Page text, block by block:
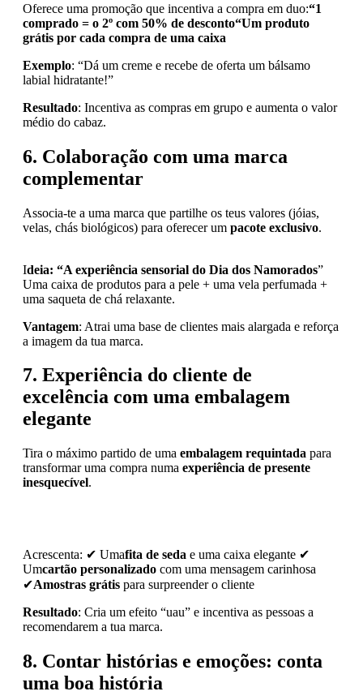
Oferece uma promoção que incentiva a compra em duo:“1
comprado = o 2º com 50% de desconto“Um produto
grátis por cada compra de uma caixa
Exemplo: “Dá um creme e recebe de oferta um bálsamo
labial hidratante!”
Resultado: Incentiva as compras em grupo e aumenta o valor
médio do cabaz.
6. Colaboração com uma marca
complementar
Associa-te a uma marca que partilhe os teus valores (jóias,
velas, chás biológicos) para oferecer um pacote exclusivo.
Ideia: “A experiência sensorial do Dia dos Namorados”
Uma caixa de produtos para a pele + uma vela perfumada +
uma saqueta de chá relaxante.
Vantagem: Atrai uma base de clientes mais alargada e reforça
a imagem da tua marca.
7. Experiência do cliente de
excelência com uma embalagem
elegante
Tira o máximo partido de uma embalagem requintada para
transformar uma compra numa experiência de presente
inesquecível.
Acrescenta: ✔ Umafita de seda e uma caixa elegante ✔
Umcartão personalizado com uma mensagem carinhosa
✔Amostras grátis para surpreender o cliente
Resultado: Cria um efeito “uau” e incentiva as pessoas a
recomendarem a tua marca.
8. Contar histórias e emoções: conta
uma boa história